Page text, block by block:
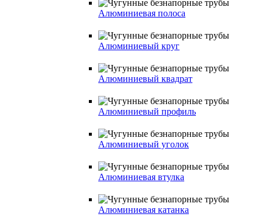
Алюминиевая полоса
Алюминиевый круг
Алюминиевый квадрат
Алюминиевый профиль
Алюминиевый уголок
Алюминиевая втулка
Алюминиевая катанка